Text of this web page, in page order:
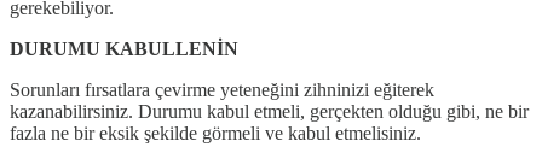
gerekebiliyor.
DURUMU KABULLENİN
Sorunları fırsatlara çevirme yeteneğini zihninizi eğiterek
kazanabilirsiniz. Durumu kabul etmeli, gerçekten olduğu gibi, ne bir
fazla ne bir eksik şekilde görmeli ve kabul etmelisiniz.